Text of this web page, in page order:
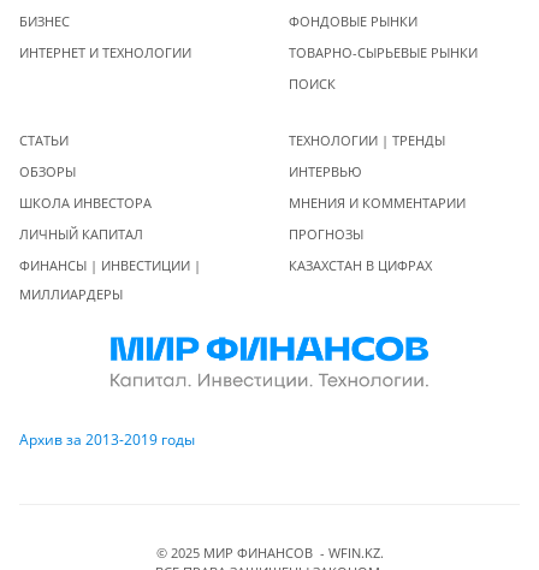
БИЗНЕС
ИНТЕРНЕТ И ТЕХНОЛОГИИ
ФОНДОВЫЕ РЫНКИ
ТОВАРНО-СЫРЬЕВЫЕ РЫНКИ
ПОИСК
СТАТЬИ
ОБЗОРЫ
ШКОЛА ИНВЕСТОРА
ЛИЧНЫЙ КАПИТАЛ
ФИНАНСЫ | ИНВЕСТИЦИИ |
МИЛЛИАРДЕРЫ
ТЕХНОЛОГИИ | ТРЕНДЫ
ИНТЕРВЬЮ
МНЕНИЯ И КОММЕНТАРИИ
ПРОГНОЗЫ
КАЗАХСТАН В ЦИФРАХ
Архив за 2013-2019 годы
© 2025 МИР ФИНАНСОВ - WFIN.KZ.